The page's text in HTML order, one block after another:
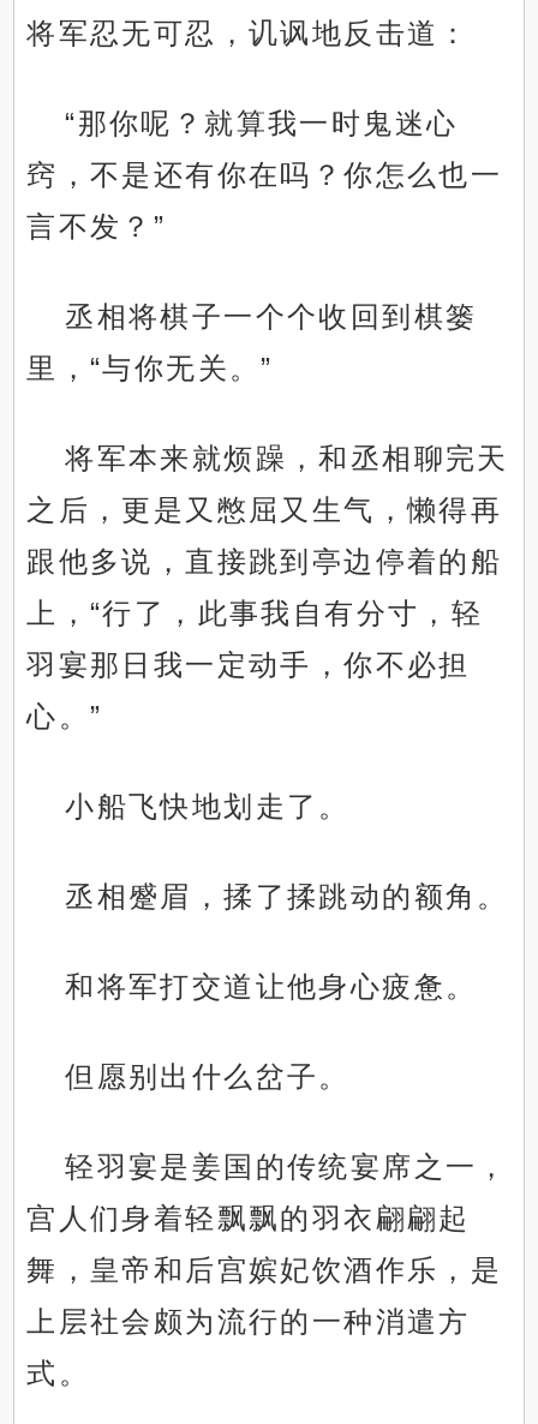
将军忍无可忍，讥讽地反击道：
“那你呢？就算我一时鬼迷心
窍，不是还有你在吗？你怎么也一
言不发？”
丞相将棋子一个个收回到棋篓
里，“与你无关。”
将军本来就烦躁，和丞相聊完天
之后，更是又憋屈又生气，懒得再
跟他多说，直接跳到亭边停着的船
上，“行了，此事我自有分寸，轻
羽宴那日我一定动手，你不必担
心。”
小船飞快地划走了。
丞相蹙眉，揉了揉跳动的额角。
和将军打交道让他身心疲惫。
但愿别出什么岔子。
轻羽宴是姜国的传统宴席之一，
宫人们身着轻飘飘的羽衣翩翩起
舞，皇帝和后宫嫔妃饮酒作乐，是
上层社会颇为流行的一种消遣方
式。